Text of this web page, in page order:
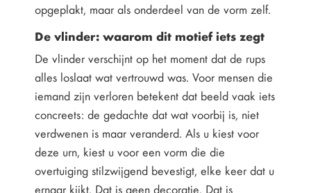
opgeplakt, maar als onderdeel van de vorm zelf.
De vlinder: waarom dit motief iets zegt
De vlinder verschijnt op het moment dat de rups
alles loslaat wat vertrouwd was. Voor mensen die
iemand zijn verloren betekent dat beeld vaak iets
concreets: de gedachte dat wat voorbij is, niet
verdwenen is maar veranderd. Als u kiest voor
deze urn, kiest u voor een vorm die die
overtuiging stilzwijgend bevestigt, elke keer dat u
ernaar kijkt. Dat is geen decoratie. Dat is